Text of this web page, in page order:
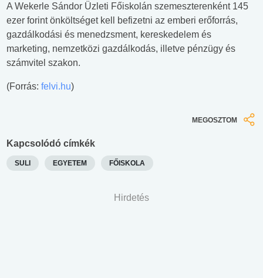
A Wekerle Sándor Üzleti Főiskolán szemeszterenként 145
ezer forint önköltséget kell befizetni az emberi erőforrás,
gazdálkodási és menedzsment, kereskedelem és
marketing, nemzetközi gazdálkodás, illetve pénzügy és
számvitel szakon.
(Forrás: felvi.hu)
MEGOSZTOM
Kapcsolódó címkék
SULI EGYETEM FŐISKOLA
Hirdetés